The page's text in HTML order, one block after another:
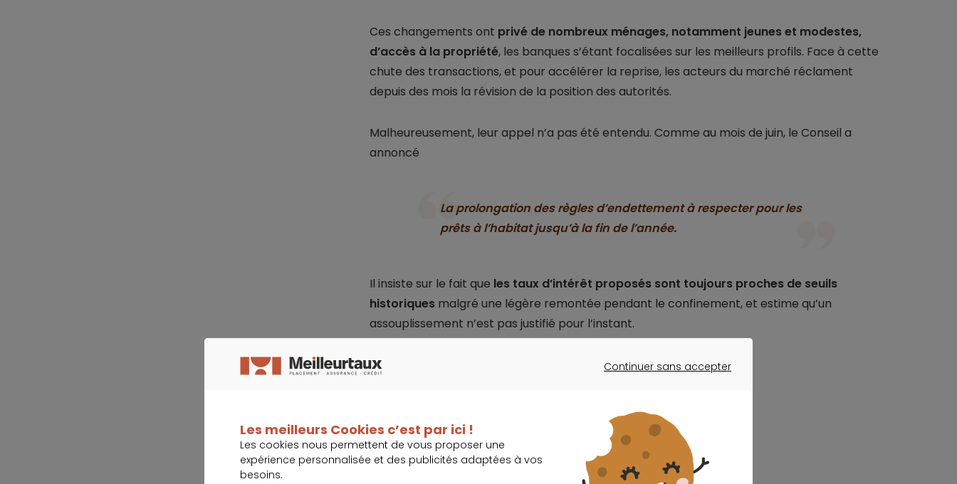
Ces changements ont privé de nombreux ménages, notamment jeunes et modestes,
d’accès à la propriété, les banques s’étant focalisées sur les meilleurs profils. Face à cette
chute des transactions, et pour accélérer la reprise, les acteurs du marché réclament
depuis des mois la révision de la position des autorités.
Malheureusement, leur appel n’a pas été entendu. Comme au mois de juin, le Conseil a
annoncé
La prolongation des règles d’endettement à respecter pour les
prêts à l’habitat jusqu’à la fin de l’année.
Il insiste sur le fait que les taux d’intérêt proposés sont toujours proches de seuils
historiquesmalgré une légère remontée pendant le confinement, et estime qu’un
assouplissement n’est pas justifié pour l’instant.
Continuer sans accepter
Les meilleurs Cookies c’est par ici !
Les cookies nous permettent de vous proposer une
expérience personnalisée et des publicités adaptées à vos
besoins.